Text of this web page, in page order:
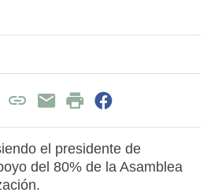
el presidente de
del 80% de la Asamblea